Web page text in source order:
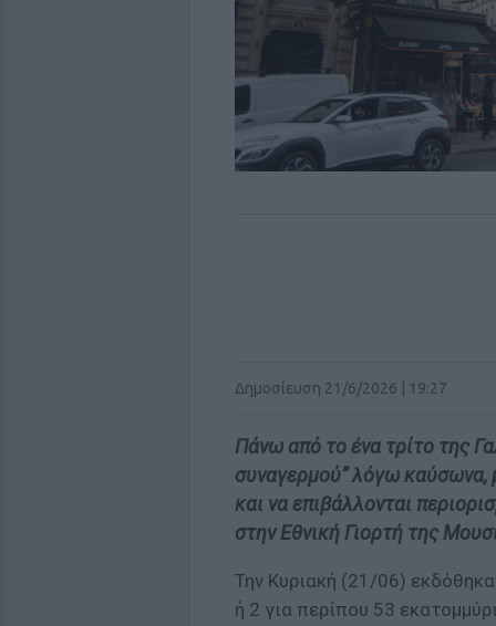
Δημοσίευση 21/6/2026 | 19:27
Πάνω από το ένα τρίτο της
συναγερμού” λόγω καύσωνα,
και να επιβάλλονται
στην Εθνική Γιορτή της
Την Κυριακή (21/06)
ή 2 για περίπου 53